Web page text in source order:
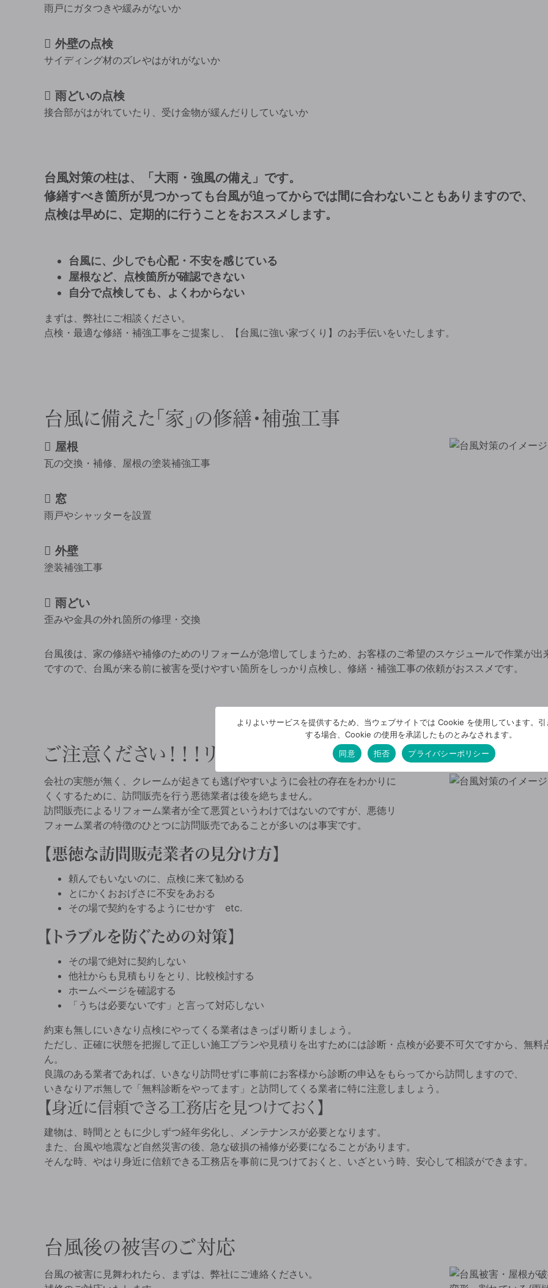
雨戸にガタつきや緩みがないか
外壁の点検
サイディング材のズレやはがれがないか
雨どいの点検
接合部がはがれていたり、受け金物が緩んだりしていないか
台風対策の柱は、「大雨・強風の備え」です。
修繕すべき箇所が見つかっても台風が迫ってからでは間に合わないこともありますので、
点検は早めに、定期的に行うことをおススメします。
台風に、少しでも心配・不安を感じている
屋根など、点検箇所が確認できない
自分で点検しても、よくわからない
まずは、弊社にご相談ください。
点検・最適な修繕・補強工事をご提案し、【台風に強い家づくり】のお手伝いをいたします。
台風に備えた「家」の修繕・補強工事
屋根
瓦の交換・補修、屋根の塗装補強工事
窓
雨戸やシャッターを設置
外壁
塗装補強工事
雨どい
歪みや金具の外れ箇所の修理・交換
台風後は、家の修繕や補修のためのリフォームが急増してしまうため、お客様のご希望のスケジュールで作業が出
ですので、台風が来る前に被害を受けやすい箇所をしっかり点検し、修繕・補強工事の依頼がおススメです。
ご注意ください！！！リフォームの訪問営業
会社の実態が無く、クレームが起きても逃げやすいように会社の存在をわかりに
くくするために、訪問販売を行う悪徳業者は後を絶ちません。
訪問販売によるリフォーム業者が全て悪質というわけではないのですが、悪徳リ
フォーム業者の特徴のひとつに訪問販売であることが多いのは事実です。
悪徳な訪問販売業者の見分け方
頼んでもいないのに、点検に来て勧める
とにかくおおげさに不安をあおる
その場で契約をするようにせかす etc.
トラブルを防ぐための対策
その場で絶対に契約しない
他社からも見積もりをとり、比較検討する
ホームページを確認する
「うちは必要ないです」と言って対応しない
約束も無しにいきなり点検にやってくる業者はきっぱり断りましょう。
ただし、正確に状態を把握して正しい施工プランや見積りを出すためには診断・点検が必要不可欠ですから、無
ん。
良識のある業者であれば、いきなり訪問せずに事前にお客様から診断の申込をもらってから訪問しますので、
いきなりアポ無しで「無料診断をやってます」と訪問してくる業者に特に注意しましょう。
身近に信頼できる工務店を見つけておく
建物は、時間とともに少しずつ経年劣化し、メンテナンスが必要となります。
また、台風や地震など自然災害の後、急な破損の補修が必要になることがあります。
そんな時、やはり身近に信頼できる工務店を事前に見つけておくと、いざという時、安心して相談ができます。
台風後の被害のご対応
台風の被害に見舞われたら、まずは、弊社にご連絡ください。
よりよいサービスを提供するため、当ウェブサイトでは Cookie を使用しています。引
する場合、Cookie の使用を承諾したものとみなされます。
同意
拒否 プライバシーポリシー